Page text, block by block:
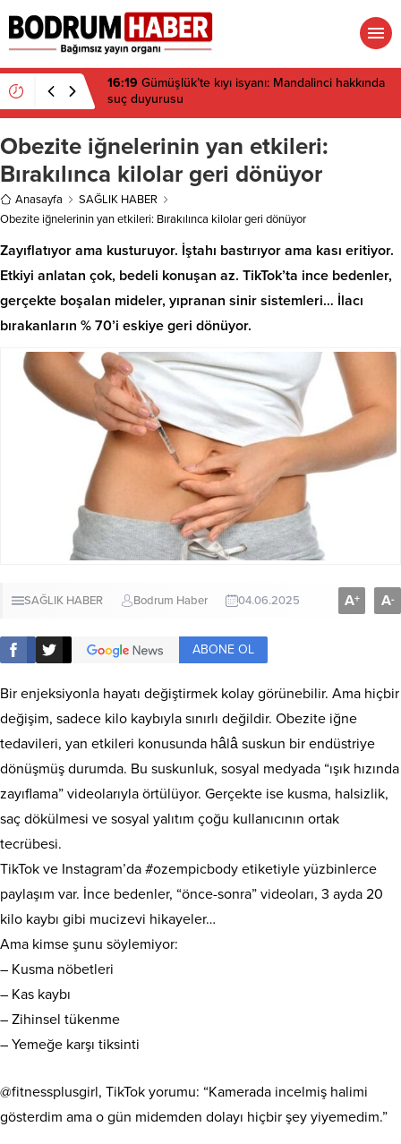
16:19 Gümüşlük’te kıyı isyanı: Mandalinci hakkında
suç duyurusu
Obezite iğnelerinin yan etkileri:
Bırakılınca kilolar geri dönüyor
Anasayfa
SAĞLIK HABER
Obezite iğnelerinin yan etkileri: Bırakılınca kilolar geri dönüyor
Zayıflatıyor ama kusturuyor. İştahı bastırıyor ama kası eritiyor.
Etkiyi anlatan çok, bedeli konuşan az. TikTok’ta ince bedenler,
gerçekte boşalan mideler, yıpranan sinir sistemleri… İlacı
bırakanların % 70’i eskiye geri dönüyor.
SAĞLIK HABER Bodrum Haber 04.06.2025 A+ A-
ABONE OL
Bir enjeksiyonla hayatı değiştirmek kolay görünebilir. Ama hiçbir
değişim, sadece kilo kaybıyla sınırlı değildir. Obezite iğne
tedavileri, yan etkileri konusunda hâlâ suskun bir endüstriye
dönüşmüş durumda. Bu suskunluk, sosyal medyada “ışık hızında
zayıflama” videolarıyla örtülüyor. Gerçekte ise kusma, halsizlik,
saç dökülmesi ve sosyal yalıtım çoğu kullanıcının ortak
tecrübesi.
TikTok ve Instagram’da #ozempicbody etiketiyle yüzbinlerce
paylaşım var. İnce bedenler, “önce-sonra” videoları, 3 ayda 20
kilo kaybı gibi mucizevi hikayeler…
Ama kimse şunu söylemiyor:
– Kusma nöbetleri
– Kas kaybı
– Zihinsel tükenme
– Yemeğe karşı tiksinti
@fitnessplusgirl, TikTok yorumu: “Kamerada incelmiş halimi
gösterdim ama o gün midemden dolayı hiçbir şey yiyemedim.”